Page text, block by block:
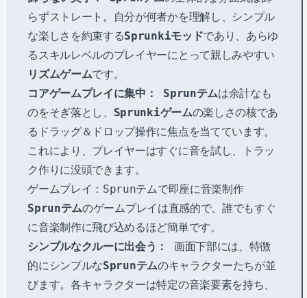
らずストレート。自分が何者かを理解し、シンプル
な楽しさを約束するSprunkiモッドであり、あらゆ
るスキルレベルのプレイヤーにとって親しみやすい
リズムゲームです。
コアゲームプレイに集中：
Sprunテムは余計なも
のをそぎ落とし、 Sprunkiゲームの楽しさの核であ
るドラッグ＆ドロップ操作に焦点を当てています。
これにより、プレイヤーはすぐに音を試し、トラッ
ク作りに没頭できます。
ゲームプレイ：Sprunテムで即座に音楽制作
Sprunテムのゲームプレイは直感的で、誰でもすぐ
に音楽制作に飛び込めるほど簡単です。
シンプルなクルーに出会う：
画面下部には、特徴
的にシンプルなSprunテムのキャラクターたちが並
びます。各キャラクターは特定の音楽要素を持ち、